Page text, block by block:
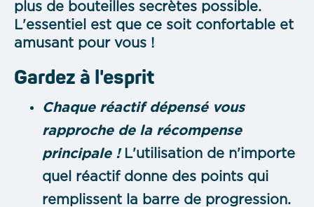
plus de bouteilles secrètes possible.
L'essentiel est que ce soit confortable et
amusant pour vous !
Gardez à l'esprit
Chaque réactif dépensé vous
rapproche de la récompense
principale ! L'utilisation de n'importe
quel réactif donne des points qui
remplissent la barre de progression.